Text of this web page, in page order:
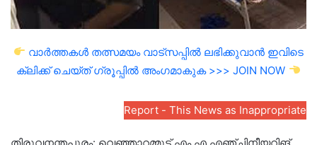
വാർത്തകൾ തത്സമയം വാട്സപ്പിൽ ലഭിക്കുവാൻ ഇവിടെ
ക്ലിക്ക് ചെയ്ത് ഗ്രൂപ്പിൽ അംഗമാകുക >>> JOIN NOW
Report - This News as Inappropriate
തിരുവനന്തപുരം: വെഞ്ഞാറമ്മൂട് എം.എ എഞ്ചിനീയറിങ്